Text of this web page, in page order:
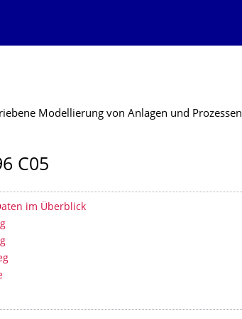
Modellierung von Anlagen und Prozessen
C05
im Überblick